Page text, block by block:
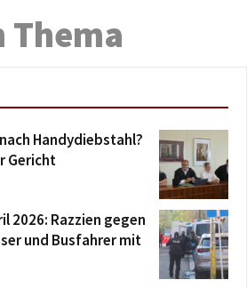
Thema
Handydiebstahl?
Gericht
2026: Razzien gegen
und Busfahrer mit